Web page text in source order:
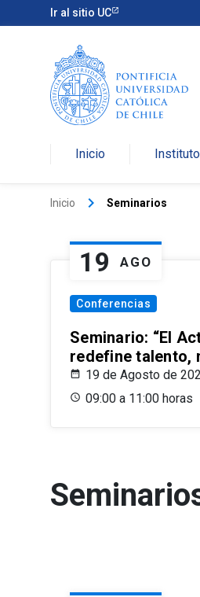
Ir al sitio UC
Inicio Instituto
Inicio keyboard_arrow_right Seminarios
19 AGO
Conferencias
Seminario: “El
redefine talento,
19 de Agosto de
09:00 a 11:00 horas